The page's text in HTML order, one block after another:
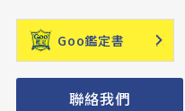
Goo鑑定書
聯絡我們